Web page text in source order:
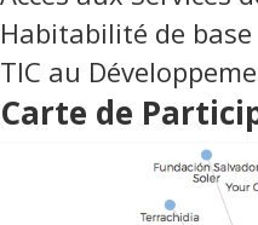
Habitabilité de base
TIC au
Carte de